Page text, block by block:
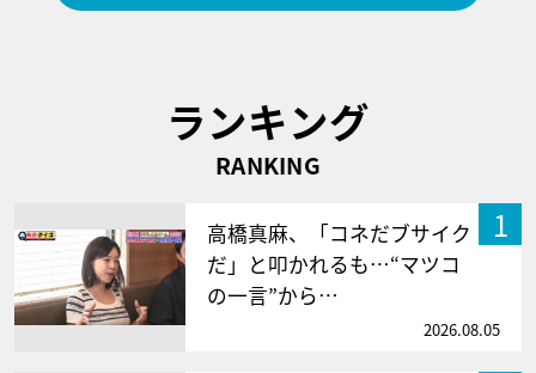
ランキング
RANKING
1
高橋真麻、「コネだブサイク
だ」と叩かれるも…“マツコ
の一言”から…
2026.08.05